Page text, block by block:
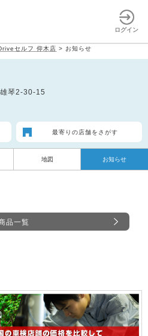
ログイン
セルフ 仰木店 > お知らせ
琴2-30-15
最寄りの店舗をさがす
地図 お知らせ
品一覧